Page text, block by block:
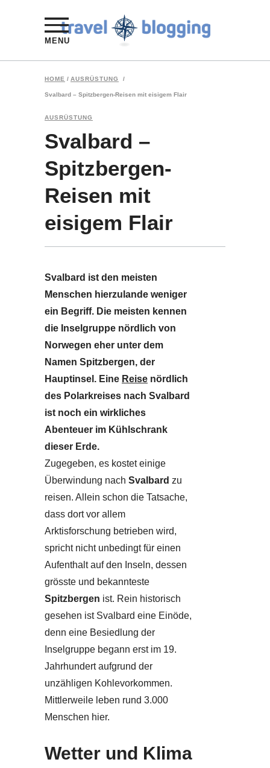
MENU
HOME / AUSRÜSTUNG /
Svalbard – Spitzbergen-Reisen mit eisigem Flair
AUSRÜSTUNG
Svalbard –
Spitzbergen-
Reisen mit
eisigem Flair
Svalbard ist den meisten
Menschen hierzulande weniger
ein Begriff. Die meisten kennen
die Inselgruppe nördlich von
Norwegen eher unter dem
Namen Spitzbergen, der
Hauptinsel. Eine Reise nördlich
des Polarkreises nach Svalbard
ist noch ein wirkliches
Abenteuer im Kühlschrank
dieser Erde.
Zugegeben, es kostet einige
Überwindung nach Svalbard zu
reisen. Allein schon die Tatsache,
dass dort vor allem
Arktisforschung betrieben wird,
spricht nicht unbedingt für einen
Aufenthalt auf den Inseln, dessen
grösste und bekannteste
Spitzbergen ist. Rein historisch
gesehen ist Svalbard eine Einöde,
denn eine Besiedlung der
Inselgruppe begann erst im 19.
Jahrhundert aufgrund der
unzähligen Kohlevorkommen.
Mittlerweile leben rund 3.000
Menschen hier.
Wetter und Klima